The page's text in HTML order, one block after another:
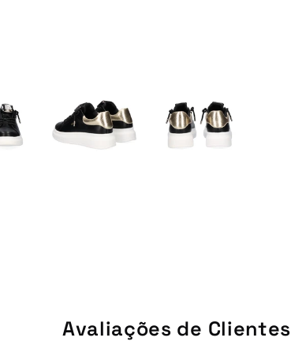
Avaliações de Clientes